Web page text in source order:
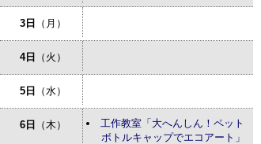
3日 （月）
4日 （火）
5日 （水）
6日 （木）
工作教室「大へんしん！ペット
ボトルキャップでエコアート」